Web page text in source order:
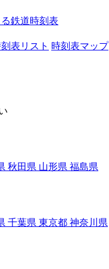
鉄道時刻表
表リスト 時刻表マップ
秋田県 山形県 福島県
千葉県 東京都 神奈川県